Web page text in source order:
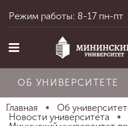
Режим работы: 8-17 пн-пт
ОБ УНИВЕРСИТЕТЕ
Главная
Об
Новости университета